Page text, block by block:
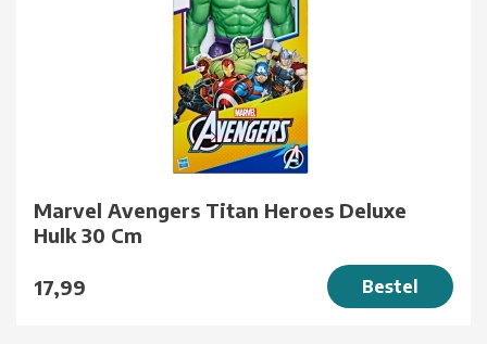
Marvel Avengers Titan Heroes Deluxe
Hulk 30 Cm
17,99 Bestel